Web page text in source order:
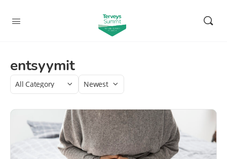
entsyymit
Category
Sort